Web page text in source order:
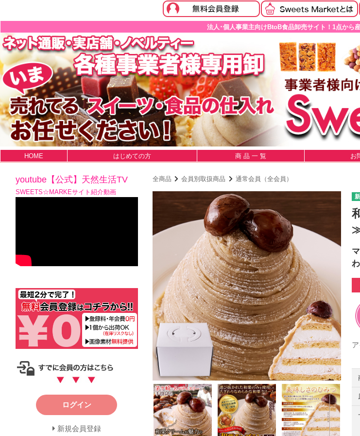
法人･個人事業主向けBtoB食品卸売サイト！1点から
HOME はじめての方 商 品 一 覧 お
全商品 会員別取扱商品 通常会員（全会員）
youtube【公式】天然生活TV
SWEETS☆MARKEサイト紹介動画
ログイン
新規会員登録